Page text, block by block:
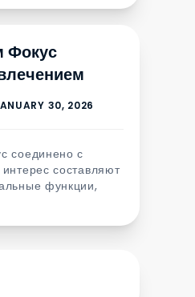
Фокус
соединено с
составляют
функции,